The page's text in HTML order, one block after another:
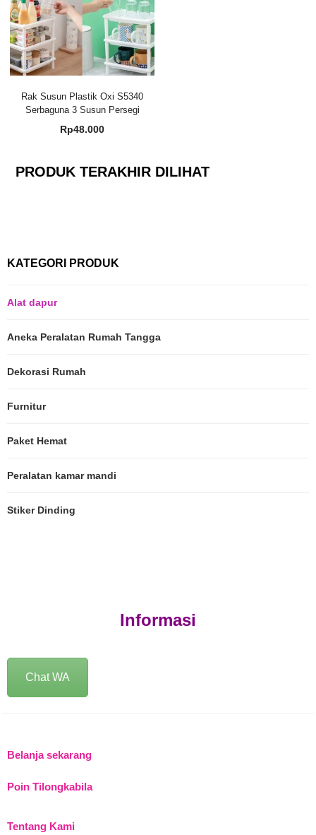
Rak Susun Plastik Oxi S5340
Serbaguna 3 Susun Persegi
Rp48.000
PRODUK TERAKHIR DILIHAT
KATEGORI PRODUK
Alat dapur
Aneka Peralatan Rumah Tangga
Dekorasi Rumah
Furnitur
Paket Hemat
Peralatan kamar mandi
Stiker Dinding
Informasi
Chat WA
Belanja sekarang
Poin Tilongkabila
Tentang Kami